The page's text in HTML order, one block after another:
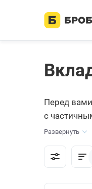
Перед
с
заявку на
Развернуть